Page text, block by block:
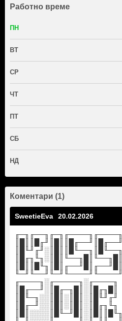
Работно време
ПН
ВТ
СР
ЧТ
ПТ
СБ
НД
Коментари (1)
SweetieEva 20.02.2026
╓─╖╓──╖╓─╖╓────╖╓────╖
║█║║█╓╜║█║║█╓──╜║█╓──╜
║█╙╜╓╜░║█║║█╙──╖║█╙──╖
║█╓╖╙╖░║█║╙──╖█║╙──╖█║
║█║║█╙╖║█║╓──╜█║╓──╜█║
╙─╜╙──╜╙─╜╙────╜╙────╜
╓────╖░╓─────╖░╓────╖
║█╓──╜░║█╓─╖█║░║█╓╖█║
║█╙─╖░░║█║░║█║░║█╙╜╓╜
║█╓─╜░░║█║░║█║░║█╓╖╙╖
║█║░░░░║█╙─╜█║░║█║║█╙╖